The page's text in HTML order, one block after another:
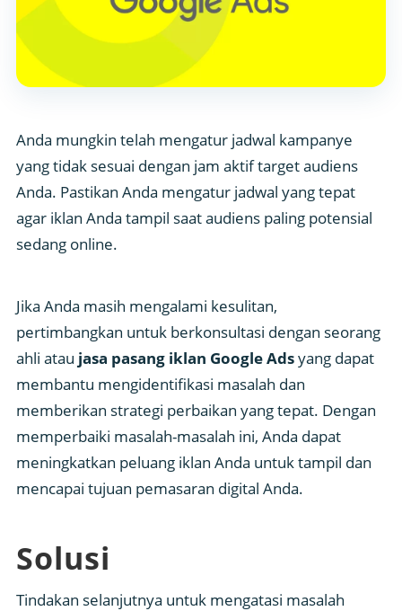
Anda mungkin telah mengatur jadwal kampanye
yang tidak sesuai dengan jam aktif target audiens
Anda. Pastikan Anda mengatur jadwal yang tepat
agar iklan Anda tampil saat audiens paling potensial
sedang online.
Jika Anda masih mengalami kesulitan,
pertimbangkan untuk berkonsultasi dengan seorang
ahli atau jasa pasang iklan Google Adsyang dapat
membantu mengidentifikasi masalah dan
memberikan strategi perbaikan yang tepat. Dengan
memperbaiki masalah-masalah ini, Anda dapat
meningkatkan peluang iklan Anda untuk tampil dan
mencapai tujuan pemasaran digital Anda.
Solusi
Tindakan selanjutnya untuk mengatasi masalah